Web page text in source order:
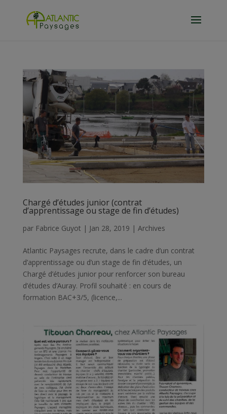
Chargé d’études junior (contrat
d’apprentissage ou stage de fin d’études)
par Fabrice Guyot | Jan 28, 2019 | Archives
Atlantic Paysages recrute, dans le cadre d’un contrat
d’apprentissage ou d’un stage de fin d’études, un
Chargé d’études junior pour renforcer son bureau
d’études d’Auray. Profil souhaité : en cours de
formation BAC+3/5, (licence,...